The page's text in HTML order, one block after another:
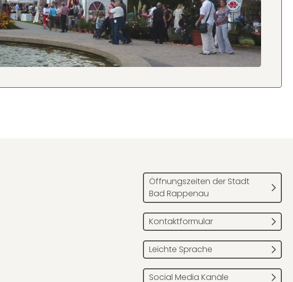
Öffnungszeiten der Stadt
Bad Rappenau
Kontaktformular
Leichte Sprache
Social Media Kanäle